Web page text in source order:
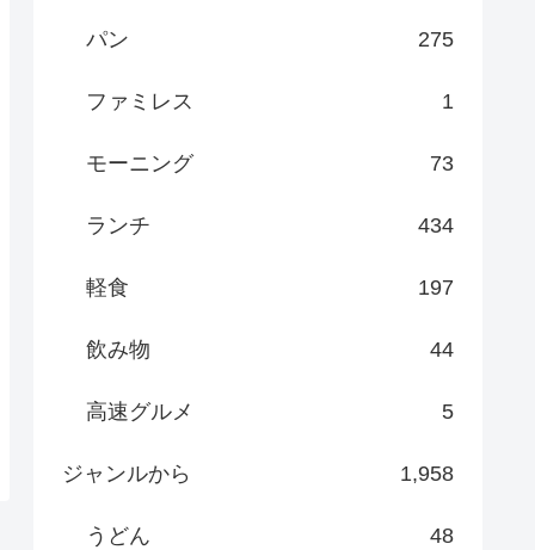
パン 275
ファミレス 1
モーニング 73
ランチ 434
軽食 197
飲み物 44
高速グルメ 5
ジャンルから 1,958
うどん 48